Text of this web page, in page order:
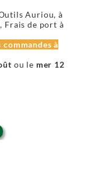
Auriou, à
Frais de port à
à
ou le mer 12